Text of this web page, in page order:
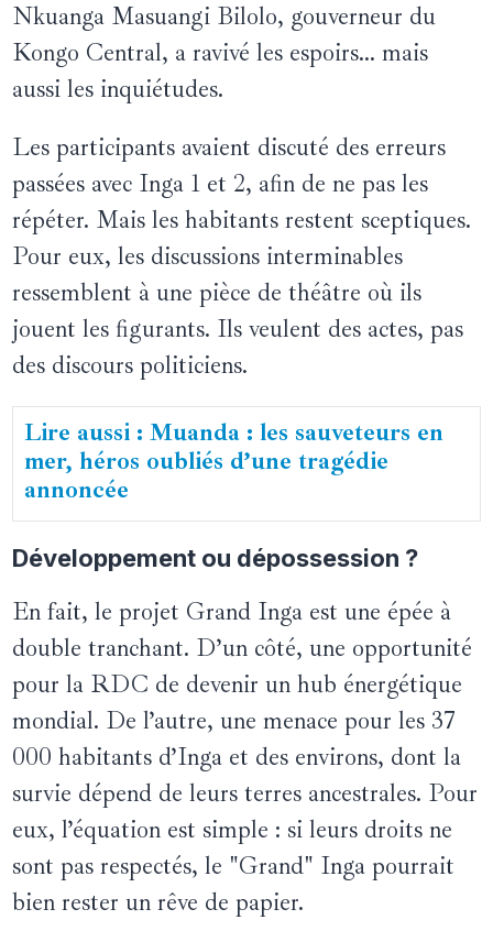
Nkuanga Masuangi Bilolo, gouverneur du
Kongo Central, a ravivé les espoirs… mais
aussi les inquiétudes.
Les participants avaient discuté des erreurs
passées avec Inga 1 et 2, afin de ne pas les
répéter. Mais les habitants restent sceptiques.
Pour eux, les discussions interminables
ressemblent à une pièce de théâtre où ils
jouent les figurants. Ils veulent des actes, pas
des discours politiciens.
Lire aussi : Muanda : les sauveteurs en
mer, héros oubliés d’une tragédie
annoncée
Développement ou dépossession ?
En fait, le projet Grand Inga est une épée à
double tranchant. D’un côté, une opportunité
pour la RDC de devenir un hub énergétique
mondial. De l’autre, une menace pour les 37
000 habitants d’Inga et des environs, dont la
survie dépend de leurs terres ancestrales. Pour
eux, l’équation est simple : si leurs droits ne
sont pas respectés, le "Grand" Inga pourrait
bien rester un rêve de papier.